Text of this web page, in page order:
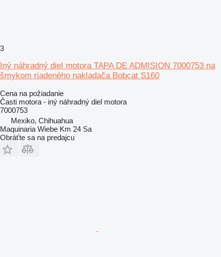
3
Iný náhradný diel motora TAPA DE ADMISION 7000753 na
šmykom riadeného nakladača Bobcat S160
Cena na požiadanie
Časti motora - iný náhradný diel motora
7000753
Mexiko, Chihuahua
Maquinaria Wiebe Km 24 Sa
Obráťte sa na predajcu